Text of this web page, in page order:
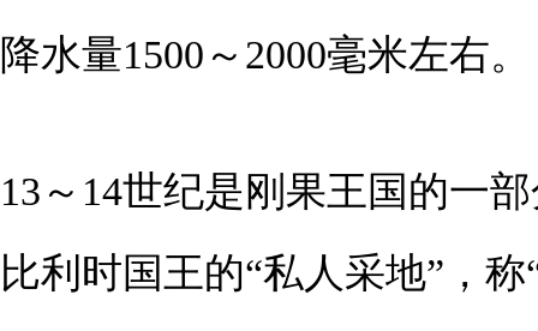
降水量1500～2000毫米左右。
13～14世纪是刚果王国的一
比利时国王的“私人采地”，